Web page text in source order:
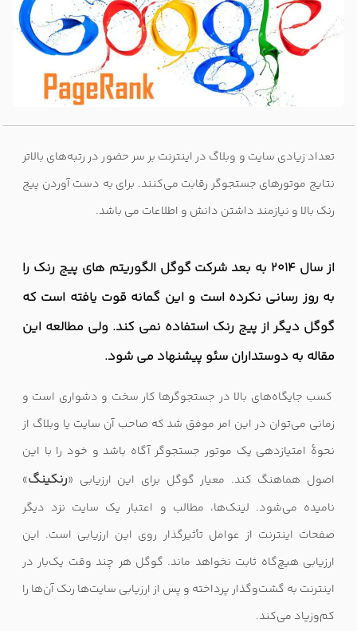
تعداد زیادی سایت و وبلاگ در اینترنت بر سر حضور در رتبه‌های بالاتر
نتایج موتورهای جستجوگر رقابت می‌کنند. برای به دست آوردن پیج
رنک بالا و نیازمند داشتن دانش و اطلاعات می باشد.
از سال 2014 به بعد شرکت گوگل الگوریتم های پیج رنک را
به روز رسانی نکرده است و این گمانه قوت یافته است که
گوگل دیگر از پیج رنک استفاده نمی کند. ولی مطالعه این
مقاله به دوستداران سئو پیشنهاد می شود.
کسب جایگاه‌های بالا در جستجوگرها کار سخت و دشواری است و
زمانی می‌توان در این امر موفق شد که صاحب آن سایت یا وبلاگ از
نحوهٔ امتیازدهی یک موتور جستجوگر آگاه باشد و خود را با این
اصول هماهنگ کند. معیار گوگل برای این ارزیابی «رنکینگ»
نامیده می‌شود. لینک‌ها، مطالب و اعتبار یک سایت نزد دیگر
صفحات اینترنت از عوامل تأثیرگذار روی این ارزیابی است. این
ارزیابی هیچ‌گاه ثابت نخواهد ماند. گوگل هر چند وقت یک‌بار در
اینترنت به گشت‌وگذار پرداخته و پس از ارزیابی سایت‌ها رنک آن‌ها را
کم‌وزیاد می‌کند.